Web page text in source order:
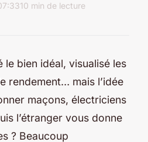
10 min de lecture
le bien idéal, visualisé les
rendement… mais l’idée
maçons, électriciens
l’étranger vous donne
? Beaucoup